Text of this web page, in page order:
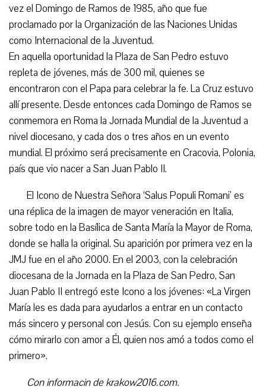
vez el Domingo de Ramos de 1985, año que fue
proclamado por la Organización de las Naciones Unidas
como Internacional de la Juventud.
En aquella oportunidad la Plaza de San Pedro estuvo
repleta de jóvenes, más de 300 mil, quienes se
encontraron con el Papa para celebrar la fe. La Cruz estuvo
allí presente. Desde entonces cada Domingo de Ramos se
conmemora en Roma la Jornada Mundial de la Juventud a
nivel diocesano, y cada dos o tres años en un evento
mundial. El próximo será precisamente en Cracovia, Polonia,
país que vio nacer a San Juan Pablo II.
El Icono de Nuestra Señora ‘Salus Populi Romani’ es
una réplica de la imagen de mayor veneración en Italia,
sobre todo en la Basílica de Santa María la Mayor de Roma,
donde se halla la original. Su aparición por primera vez en la
JMJ fue en el año 2000. En el 2003, con la celebración
diocesana de la Jornada en la Plaza de San Pedro, San
Juan Pablo II entregó este Icono a los jóvenes: «La Virgen
María les es dada para ayudarlos a entrar en un contacto
más sincero y personal con Jesús. Con su ejemplo enseña
cómo mirarlo con amor a Él, quien nos amó a todos como el
primero».
Con informacin de krakow2016.com.